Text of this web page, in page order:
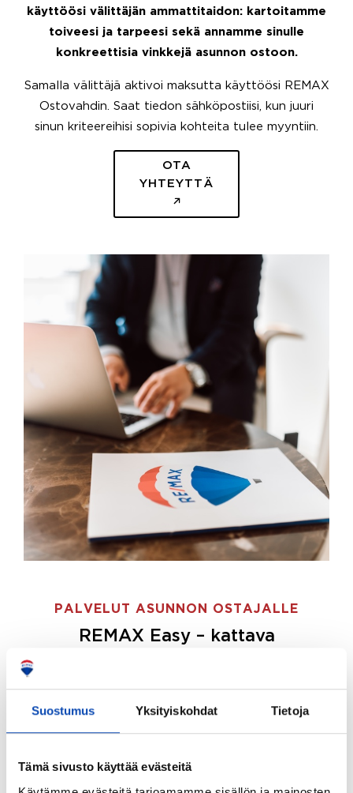
Suostumus Yksityiskohdat Tietoja
Tämä sivusto käyttää evästeitä
käyttöösi välittäjän ammattitaidon: kartoitamme
toiveesi ja tarpeesi sekä annamme sinulle
konkreettisia vinkkejä asunnon ostoon.
Samalla välittäjä aktivoi maksutta käyttöösi REMAX
Ostovahdin. Saat tiedon sähköpostiisi, kun juuri
sinun kriteereihisi sopivia kohteita tulee myyntiin.
OTA
YHTEYTTÄ
PALVELUT ASUNNON OSTAJALLE
REMAX Easy – kattava
ostajille.
Tee ostotoimeksianto ja etsimme juuri